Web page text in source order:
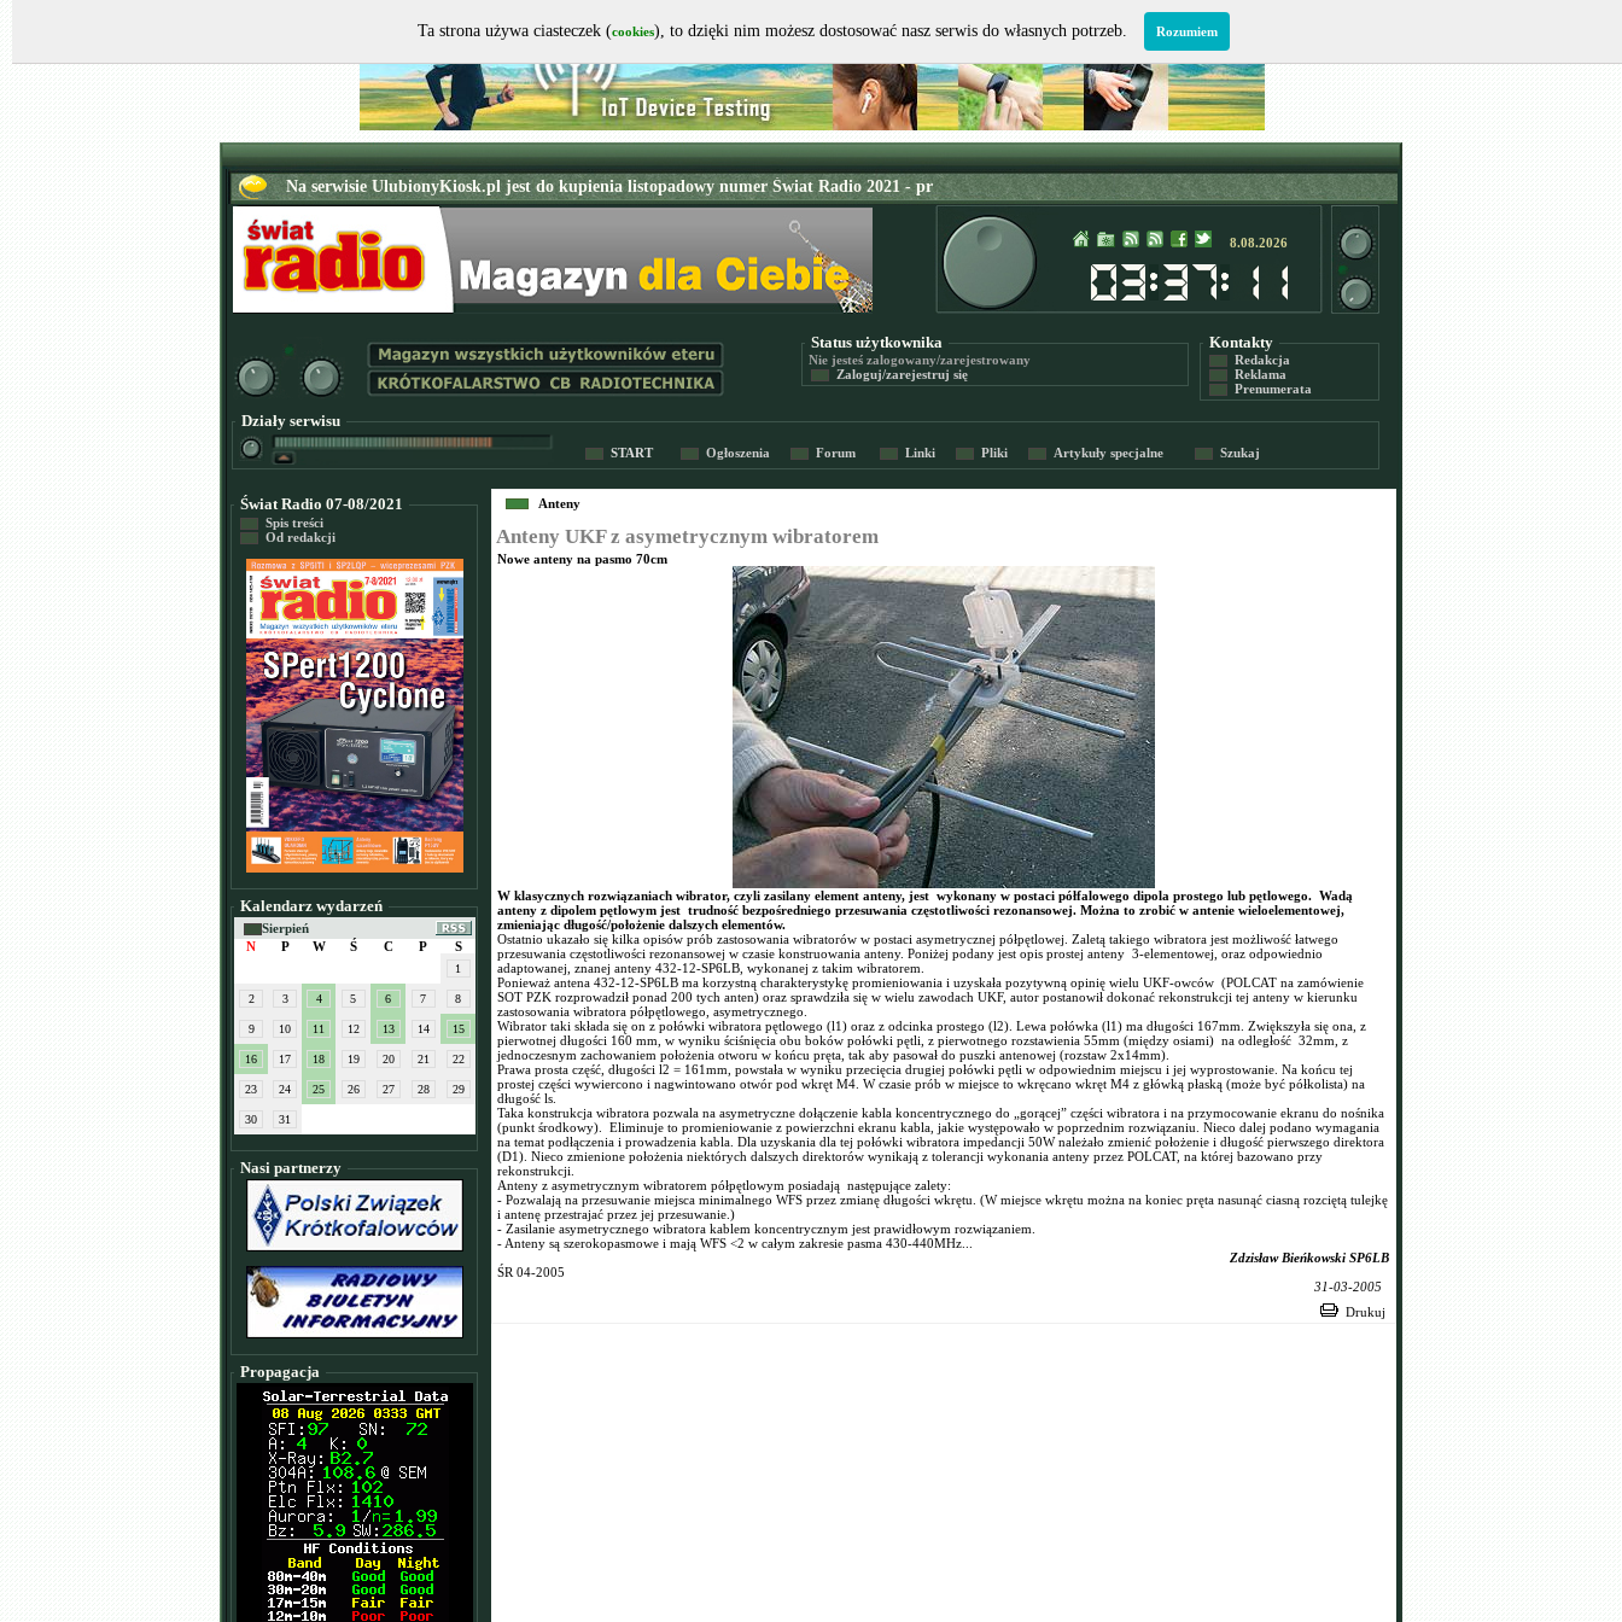
8.08.2026
Status użytkownika
Nie jesteś zalogowany/zarejestrowany
Zaloguj/zarejestruj się
Kontakty
Redakcja
Reklama
Prenumerata
Działy serwisu
START Ogłoszenia Forum Linki Pliki Artykuły specjalne Szukaj
Świat Radio 07-08/2021
Spis treści
Od redakcji
Kalendarz wydarzeń
Sierpień
N
P W Ś C P S
1
2 3 4 5 6 7 8
9 10 11 12 13 14 15
16 17 18 19 20 21 22
23 24 25 26 27 28 29
30 31
Nasi partnerzy
Propagacja
Anteny
Anteny UKF z asymetrycznym wibratorem
Nowe anteny na pasmo 70cm
W klasycznych rozwiązaniach wibrator, czyli zasilany element anteny, jest wykonany w postaci półfalowego dipola prostego lub pętlowego. Wadą
anteny z dipolem pętlowym jest trudność bezpośredniego przesuwania częstotliwości rezonansowej. Można to zrobić w antenie wieloelementowej,
zmieniając długość/położenie dalszych elementów.
Ostatnio ukazało się kilka opisów prób zastosowania wibratorów w postaci asymetrycznej półpętlowej. Zaletą takiego wibratora jest możliwość łatwego
przesuwania częstotliwości rezonansowej w czasie konstruowania anteny. Poniżej podany jest opis prostej anteny 3-elementowej, oraz odpowiednio
adaptowanej, znanej anteny 432-12-SP6LB, wykonanej z takim wibratorem.
Ponieważ antena 432-12-SP6LB ma korzystną charakterystykę promieniowania i uzyskała pozytywną opinię wielu UKF-owców (POLCAT na zamówienie
SOT PZK rozprowadził ponad 200 tych anten) oraz sprawdziła się w wielu zawodach UKF, autor postanowił dokonać rekonstrukcji tej anteny w kierunku
zastosowania wibratora półpętlowego, asymetrycznego.
Wibrator taki składa się on z połówki wibratora pętlowego (l1) oraz z odcinka prostego (l2). Lewa połówka (l1) ma długości 167mm. Zwiększyła się ona, z
pierwotnej długości 160 mm, w wyniku ściśnięcia obu boków połówki pętli, z pierwotnego rozstawienia 55mm (między osiami) na odległość 32mm, z
jednoczesnym zachowaniem położenia otworu w końcu pręta, tak aby pasował do puszki antenowej (rozstaw 2x14mm).
Prawa prosta część, długości l2 = 161mm, powstała w wyniku przecięcia drugiej połówki pętli w odpowiednim miejscu i jej wyprostowanie. Na końcu tej
prostej części wywiercono i nagwintowano otwór pod wkręt M4. W czasie prób w miejsce to wkręcano wkręt M4 z główką płaską (może być półkolista) na
długość ls.
Taka konstrukcja wibratora pozwala na asymetryczne dołączenie kabla koncentrycznego do „gorącej” części wibratora i na przymocowanie ekranu do nośnika
(punkt środkowy). Eliminuje to promieniowanie z powierzchni ekranu kabla, jakie występowało w poprzednim rozwiązaniu. Nieco dalej podano wymagania
na temat podłączenia i prowadzenia kabla. Dla uzyskania dla tej połówki wibratora impedancji 50W należało zmienić położenie i długość pierwszego direktora
(D1). Nieco zmienione położenia niektórych dalszych direktorów wynikają z tolerancji wykonania anteny przez POLCAT, na której bazowano przy
rekonstrukcji.
Anteny z asymetrycznym wibratorem półpętlowym posiadają następujące zalety:
- Pozwalają na przesuwanie miejsca minimalnego WFS przez zmianę długości wkrętu. (W miejsce wkrętu można na koniec pręta nasunąć ciasną rozciętą tulejkę
i antenę przestrajać przez jej przesuwanie.)
- Zasilanie asymetrycznego wibratora kablem koncentrycznym jest prawidłowym rozwiązaniem.
- Anteny są szerokopasmowe i mają WFS <2 w całym zakresie pasma 430-440MHz...
Zdzisław Bieńkowski SP6LB
ŚR 04-2005
31-03-2005
Drukuj
Ta strona używa ciasteczek (cookies), to dzięki nim możesz dostosować nasz serwis do własnych potrzeb. Rozumiem